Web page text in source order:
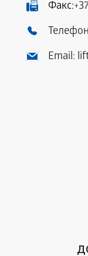
Факс:
Email: